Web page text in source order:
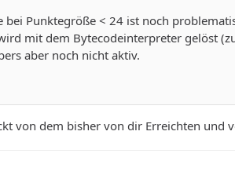
bei Punktegröße < 24 ist noch
mit dem Bytecodeinterpreter gelöst
aber noch nicht aktiv.
von dem bisher von dir Erreichten und